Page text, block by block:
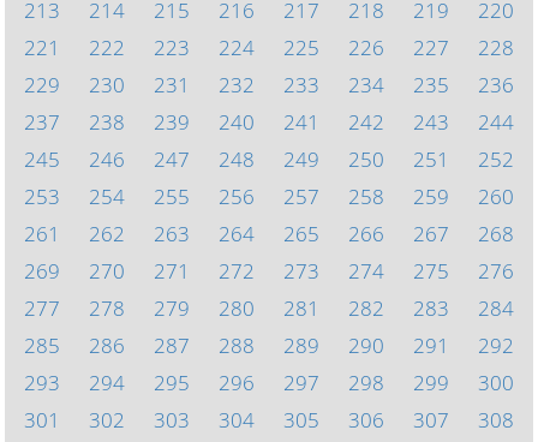
213 214 215 216 217 218 219
220
221
222 223 224 225 226 227
228
229
230 231 232 233 234 235
236
237
238 239 240 241 242 243
244
245
246 247 248 249 250 251
252
253
254 255 256 257 258 259
260
261
262 263 264 265 266 267
268
269
270 271 272 273 274 275
276
277
278 279 280 281 282 283
284
285
286 287 288 289 290 291
292
293
294 295 296 297 298 299
300
301
302 303 304 305 306 307
308